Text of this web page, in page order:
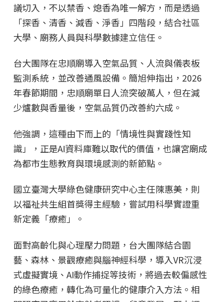
議切入，不以禁香、熄香為唯一解方，而是透過
「探香、清香、減香、淨香」四階段，結合社區
大學、廟務人員與科學數據建立信任。
台大團隊在忠順廟導入空氣品質、人流與儀表板
監測系統，並改善通風設備。簡旭伸指出，2026
年春節期間，忠順廟單日人流突破萬人，但在減
少爐數與香量後，空氣品質仍改善約六成。
他強調，這種由下而上的「情境性與實踐性知
識」，正是AI資料庫難以取代的價值，也讓宮廟成
為都市生態教育與環境感測的新節點。
國立臺灣大學綠色健康研究中心主任陳惠美，則
以福祉共生組首獎得主經驗，嘗試用科學實證重
新定義「療癒」。
面對高齡化與心理壓力問題，台大團隊結合園
藝、森林、景觀療癒與腦神經科學，導入VR沉浸
式虛擬實境、AI動作捕捉等技術，將過去較偏感性
的綠色療癒，轉化為可量化的健康介入方法。相